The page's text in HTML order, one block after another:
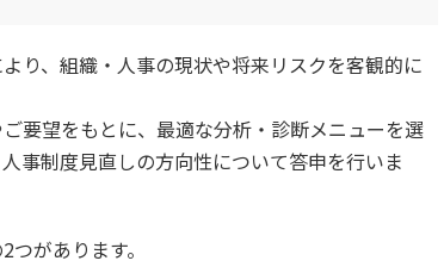
り、組織・人事の現状や将来リスクを客観的に
要望をもとに、最適な分析・診断メニューを選
事制度見直しの方向性について答申を行いま
があります。